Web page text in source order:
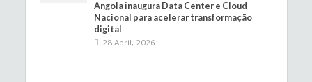
Angola inaugura Data Center e Cloud
Nacional para acelerar transformação
digital
28 Abril, 2026